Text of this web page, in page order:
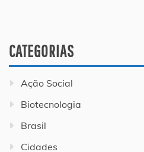
CATEGORIAS
Ação Social
Biotecnologia
Brasil
Cidades